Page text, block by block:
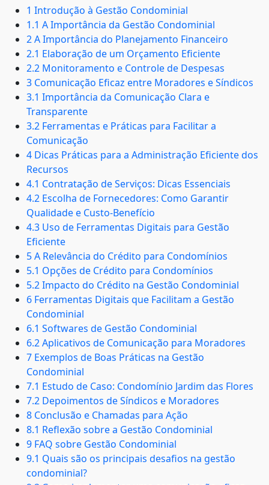
1 Introdução à Gestão Condominial
1.1 A Importância da Gestão Condominial
2 A Importância do Planejamento Financeiro
2.1 Elaboração de um Orçamento Eficiente
2.2 Monitoramento e Controle de Despesas
3 Comunicação Eficaz entre Moradores e Síndicos
3.1 Importância da Comunicação Clara e
Transparente
3.2 Ferramentas e Práticas para Facilitar a
Comunicação
4 Dicas Práticas para a Administração Eficiente dos
Recursos
4.1 Contratação de Serviços: Dicas Essenciais
4.2 Escolha de Fornecedores: Como Garantir
Qualidade e Custo-Benefício
4.3 Uso de Ferramentas Digitais para Gestão
Eficiente
5 A Relevância do Crédito para Condomínios
5.1 Opções de Crédito para Condomínios
5.2 Impacto do Crédito na Gestão Condominial
6 Ferramentas Digitais que Facilitam a Gestão
Condominial
6.1 Softwares de Gestão Condominial
6.2 Aplicativos de Comunicação para Moradores
7 Exemplos de Boas Práticas na Gestão
Condominial
7.1 Estudo de Caso: Condomínio Jardim das Flores
7.2 Depoimentos de Síndicos e Moradores
8 Conclusão e Chamadas para Ação
8.1 Reflexão sobre a Gestão Condominial
9 FAQ sobre Gestão Condominial
9.1 Quais são os principais desafios na gestão
condominial?